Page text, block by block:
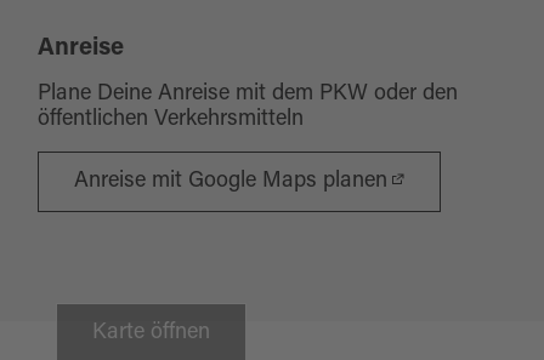
Karte öffnen
Anreise
Plane Deine Anreise mit dem PKW oder den
öffentlichen Verkehrsmitteln
Anreise mit Google Maps planen